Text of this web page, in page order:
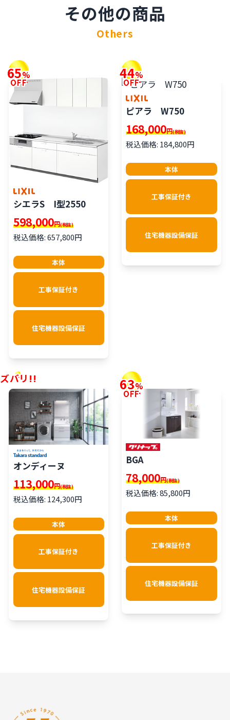
その他の商品
Others
65%
OFF
シエラS I型2550
598,000円(税抜)
税込価格: 657,800円
本体
工事保証付き
住宅機器設備保証
44%
OFF
ピアラ W750
168,000円(税抜)
税込価格: 184,800円
本体
工事保証付き
住宅機器設備保証
ズバリ!!
オンディーヌ
113,000円(税抜)
税込価格: 124,300円
本体
工事保証付き
住宅機器設備保証
63%
OFF
BGA
78,000円(税抜)
税込価格: 85,800円
本体
工事保証付き
住宅機器設備保証